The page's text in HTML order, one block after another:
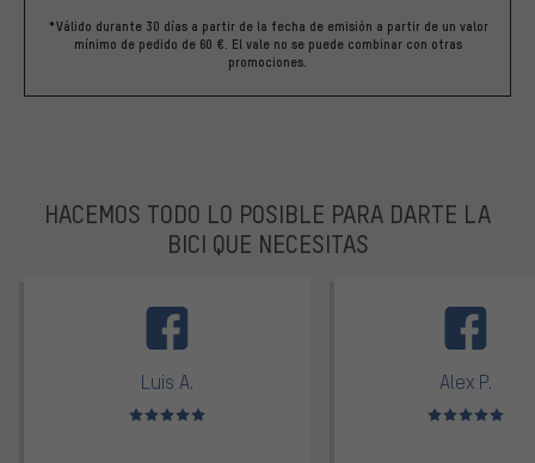
*Válido durante 30 días a partir de la fecha de emisión a partir de un valor
mínimo de pedido de 60 €. El vale no se puede combinar con otras
promociones.
HACEMOS TODO LO POSIBLE PARA DARTE LA
BICI QUE NECESITAS
Luis A.
Valoración media: 5 de 5
Alex P.
Valoración